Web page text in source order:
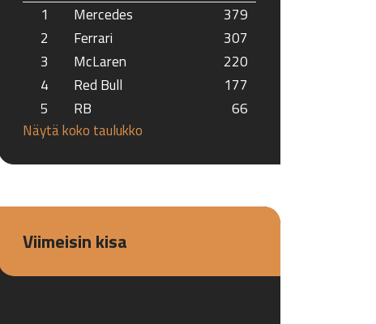
1
Mercedes
379
2
Ferrari
307
3
McLaren
220
4
Red Bull
177
5
RB
66
Näytä koko taulukko
Viimeisin kisa